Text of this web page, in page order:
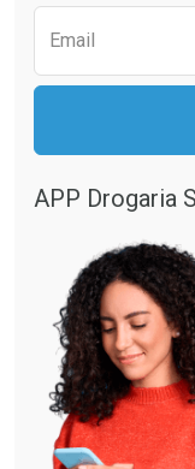
Email
APP Drogaria